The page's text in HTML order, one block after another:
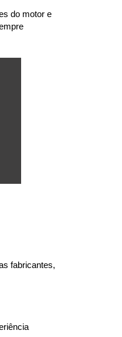
do motor e
fabricantes,